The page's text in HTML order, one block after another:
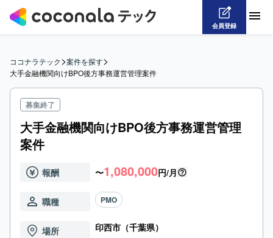
会員登録
ココナラテック>案件を探す>
大手金融機関向けBPO後方事務運営管理案件
募集終了
大手金融機関向けBPO後方事務運営管理
案件
報酬 〜1,080,000円/月
職種 PMO
場所 印西市（千葉県）